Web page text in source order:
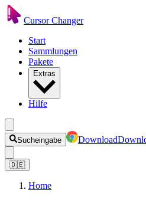
Cursor Changer
Start
Sammlungen
Pakete
Extras
Hilfe
Sucheingabe Download
🇩🇪
Home